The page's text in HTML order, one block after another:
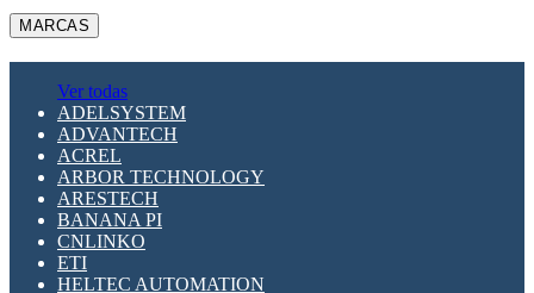
MARCAS
Ver todas
ADELSYSTEM
ADVANTECH
ACREL
ARBOR TECHNOLOGY
ARESTECH
BANANA PI
CNLINKO
ETI
HELTEC AUTOMATION